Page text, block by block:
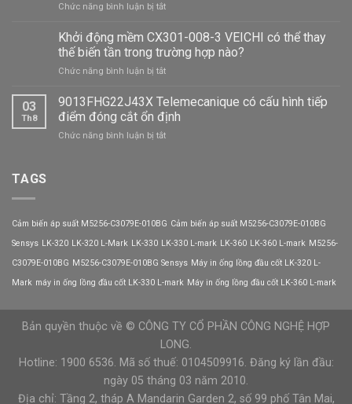
9013FHG32J52M1
tiết
kiệm
năng?
Chức năng bình luận bị tắtở
dụng
của
khởi
động
CX301-
320-
3
VEICHI
Khởi động mềm CX301-008-3 VEICHI có thể thay
thế biến tần trong trường hợp nào?
Chức năng bình luận bị tắtở
động
mềm
CX301-
008-
tần
hợp
03
Th8
9013FHG22J43X Telemecanique có cấu hình tiếp
điểm đóng cắt ổn định
Chức năng bình luận bị tắtở
điểm
đóng
ổn
định
TAGS
Cảm biến áp suất M5256-C3079E-010BG Cảm biến áp suất M5256-C3079E-010BG
Sensys LK-320 LK-320 L-Mark LK-330 LK-330 L-mark LK-360 LK-360 L-mark M5256-
C3079E-010BG M5256-C3079E-010BG Sensys Máy in ống lồng đầu cốt LK-320 L-
Mark máy in ống lồng đầu cốt LK-330 L-mark Máy in ống lồng đầu cốt LK-360 L-mark
Bản quyền thuộc về © CÔNG TY CỔ PHẦN CÔNG NGHỆ HỢP
LONG.
Hotline: 1900 6536. Mã số thuế: 0104509916. Đăng ký lần đầu:
ngày 05 tháng 03 năm 2010.
Địa chỉ: Tầng 2, tháp A Mandarin Garden 2, số 99 phố Tân Mai,